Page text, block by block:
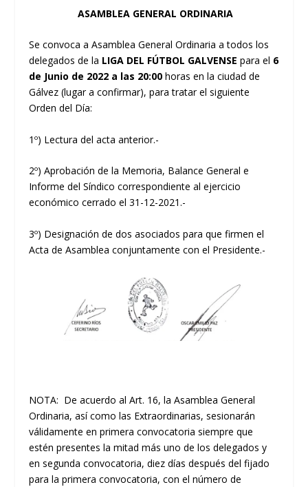
ASAMBLEA GENERAL ORDINARIA
Se convoca a Asamblea General Ordinaria a todos los
delegados de la LIGA DEL FÚTBOL GALVENSE para el 6
de Junio de 2022 a las 20:00 horas en la ciudad de
Gálvez (lugar a confirmar), para tratar el siguiente
Orden del Día:
1º) Lectura del acta anterior.-
2º) Aprobación de la Memoria, Balance General e
Informe del Síndico correspondiente al ejercicio
económico cerrado el 31-12-2021.-
3º) Designación de dos asociados para que firmen el
Acta de Asamblea conjuntamente con el Presidente.-
NOTA: De acuerdo al Art. 16, la Asamblea General
Ordinaria, así como las Extraordinarias, sesionarán
válidamente en primera convocatoria siempre que
estén presentes la mitad más uno de los delegados y
en segunda convocatoria, diez días después del fijado
para la primera convocatoria, con el número de